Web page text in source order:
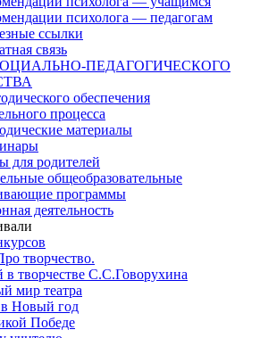
психолога — педагогам
ссылки
связь
ПЕДАГОГИЧЕСКОГО
обеспечения
процесса
материалы
для родителей
общеобразовательные
программы
деятельность
творчество.
в творчестве С.С.Говорухина
мир театра
Новый год
Победе